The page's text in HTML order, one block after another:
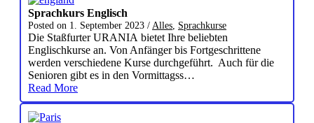
Sprachkurs Englisch
Posted on 1. September 2023 / Alles Sprachkurse
Die Staßfurter URANIA bietet Ihre beliebten
Englischkurse an. Von Anfänger bis Fortgeschrittene
werden verschiedene Kurse durchgeführt. Auch für die
Senioren gibt es in den Vormittagss…
Read More